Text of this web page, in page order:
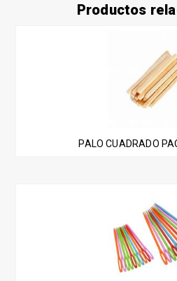
Productos
PALO CUADRADO